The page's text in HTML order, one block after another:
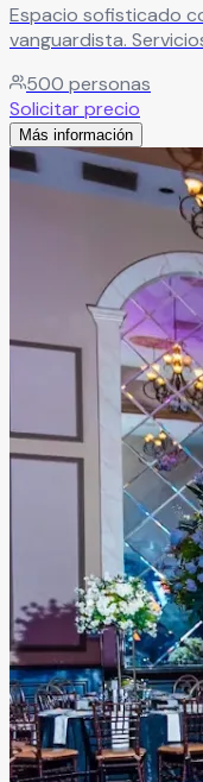
Espacio sofisticado
vanguardista.
Leer más
500 personas
Solicitar precio
Más información